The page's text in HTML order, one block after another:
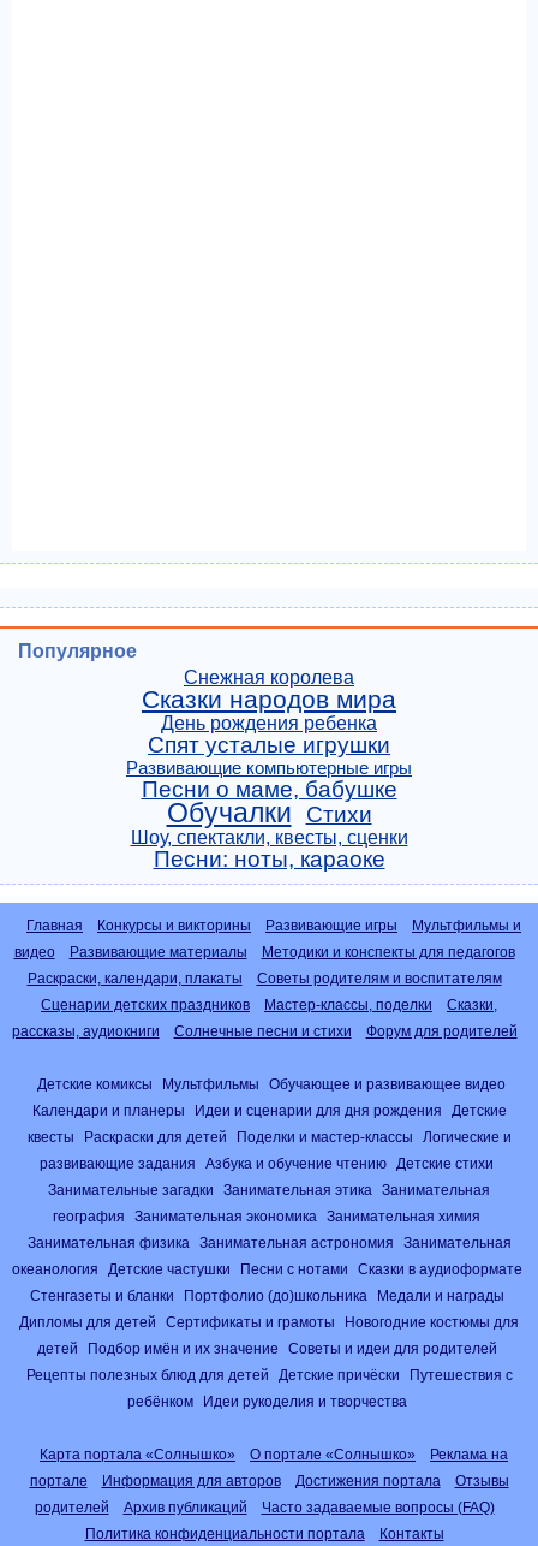
Популярное
Снежная королева
Сказки народов мира
День рождения ребенка
Спят усталые игрушки
Развивающие компьютерные игры
Песни о маме, бабушке
Обучалки Стихи
Шоу, спектакли, квесты, сценки
Песни: ноты, караоке
Главная Конкурсы и викторины Развивающие игры
Мультфильмы и
видео
Развивающие материалы
Методики и конспекты для педагогов
Раскраски, календари, плакаты
Советы родителям и воспитателям
Сценарии детских праздников
Мастер-классы, поделки
Сказки,
рассказы, аудиокниги
Солнечные песни и стихи Форум для родителей
Детские комиксы Мультфильмы
Обучающее и развивающее видео
Календари и планеры
Идеи и сценарии для дня рождения
Детские
квесты
Раскраски для детей Поделки и мастер-классы
Логические и
развивающие задания
Азбука и обучение чтению
Детские стихи
Занимательные загадки
Занимательная этика
Занимательная
география
Занимательная экономика
Занимательная химия
Занимательная физика
Занимательная астрономия
Занимательная
океанология
Детские частушки Песни с нотами
Сказки в аудиоформате
Стенгазеты и бланки
Портфолио (до)школьника
Медали и награды
Дипломы для детей
Сертификаты и грамоты
Новогодние костюмы для
детей
Подбор имён и их значение
Советы и идеи для родителей
Рецепты полезных блюд для детей
Детские причёски
Путешествия с
ребёнком
Идеи рукоделия и творчества
Карта портала «Солнышко» О портале «Солнышко»
Реклама на
портале
Информация для авторов Достижения портала
Отзывы
родителей
Архив публикаций
Часто задаваемые вопросы (FAQ)
Политика конфиденциальности портала
Контакты